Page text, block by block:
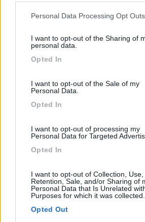
Please note that this website/app uses
not limited to your visit or usage
grant or deny consent to Google and its
use your data for below specified
Personal Data Processing Opt Outs
I want to opt-out of the Sharing of
personal data.
Opted In
I want to opt-out of the Sale of my
Personal Data.
Opted In
I want to opt-out of processing my
Personal Data for Targeted
Opted In
I want to opt-out of Collection, Use,
Retention, Sale, and/or Sharing of
Personal Data that Is Unrelated
Purposes for which it was collected.
Opted Out
Cascina Impero, strada Piccagallo, 19
Area di sosta (PS)
Azienda Vitivinicola
Peveri Katia